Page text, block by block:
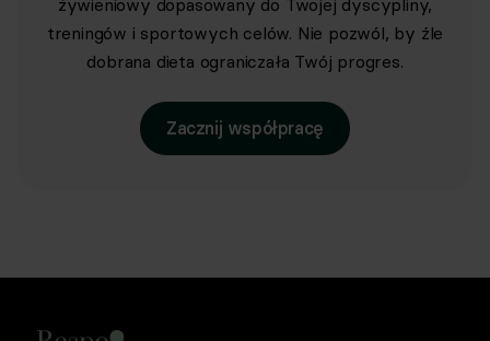
żywieniowy dopasowany do Twojej dyscypliny,
treningów i sportowych celów. Nie pozwól, by źle
dobrana dieta ograniczała Twój progres.
Zacznij współpracę